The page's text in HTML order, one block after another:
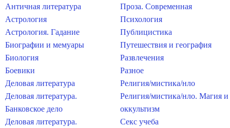
Античная литература
Астрология
Астрология. Гадание
Биографии и мемуары
Биология
Боевики
Деловая литература
Деловая литература.
Банковское дело
Деловая литература.
Проза. Современная
Психология
Публицистика
Путешествия и география
Развлечения
Разное
Религия/мистика/нло
Религия/мистика/нло. Магия и
оккультизм
Секс учеба